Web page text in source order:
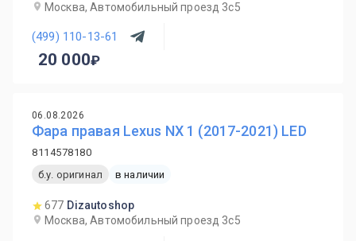
Москва, Автомобильный проезд 3с5
(499) 110-13-61
20 000
06.08.2026
Фара правая Lexus NX 1 (2017-2021) LED
8114578180
б.у. оригинал
в наличии
677 Dizautoshop
Москва, Автомобильный проезд 3с5